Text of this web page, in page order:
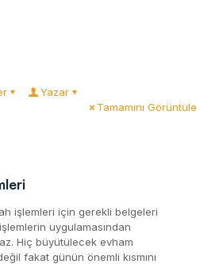
Yazar
Tamamını Görüntüle
işlemleri için gerekli belgeleri
uygulamasından
Hiç büyütülecek evham
fakat günün önemli kısmını